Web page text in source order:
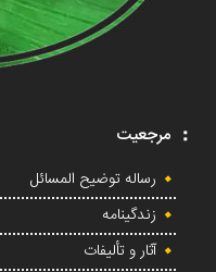
مرجعیت
رساله توضیح المسائل
زندگینامه
آثار و تألیفات